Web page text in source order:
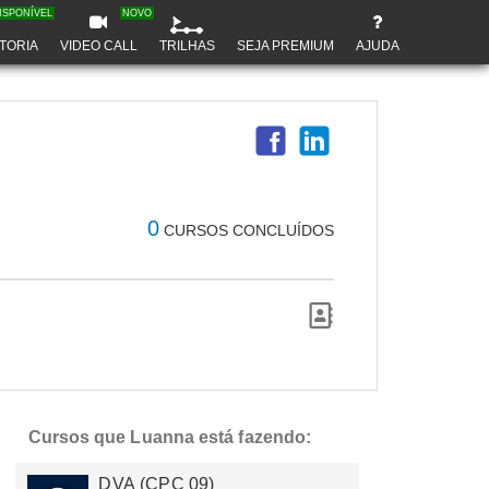
VIDEO CALL
NOVO
TRILHAS SEJA PREMIUM AJUDA
0 CURSOS CONCLUÍDOS
Cursos que Luanna está fazendo:
DVA (CPC 09)